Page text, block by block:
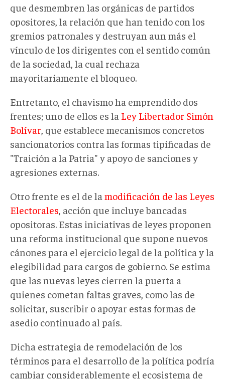
que desmembren las orgánicas de partidos
opositores, la relación que han tenido con los
gremios patronales y destruyan aun más el
vínculo de los dirigentes con el sentido común
de la sociedad, la cual rechaza
mayoritariamente el bloqueo.
Entretanto, el chavismo ha emprendido dos
frentes; uno de ellos es la Ley Libertador Simón
Bolívar , que establece mecanismos concretos
sancionatorios contra las formas tipificadas de
"Traición a la Patria" y apoyo de sanciones y
agresiones externas.
Otro frente es el de la modificación de las Leyes
Electorales , acción que incluye bancadas
opositoras. Estas iniciativas de leyes proponen
una reforma institucional que supone nuevos
cánones para el ejercicio legal de la política y la
elegibilidad para cargos de gobierno. Se estima
que las nuevas leyes cierren la puerta a
quienes cometan faltas graves, como las de
solicitar, suscribir o apoyar estas formas de
asedio continuado al país.
Dicha estrategia de remodelación de los
términos para el desarrollo de la política podría
cambiar considerablemente el ecosistema de